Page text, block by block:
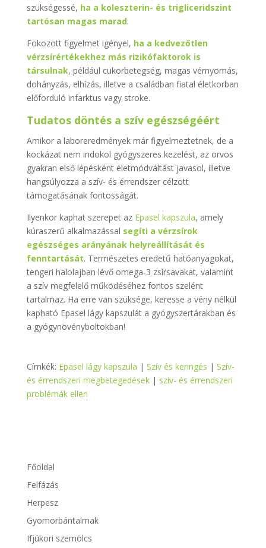
szükségessé, ha a koleszterin- és trigliceridszint
tartósan magas marad.
Fokozott figyelmet igényel, ha a kedvezőtlen
vérzsírértékekhez más rizikófaktorok is
társulnak, például cukorbetegség, magas vérnyomás,
dohányzás, elhízás, illetve a családban fiatal életkorban
előforduló infarktus vagy stroke.
Tudatos döntés a szív egészségéért
Amikor a laboreredmények már figyelmeztetnek, de a
kockázat nem indokol gyógyszeres kezelést, az orvos
gyakran első lépésként életmódváltást javasol, illetve
hangsúlyozza a szív- és érrendszer célzott
támogatásának fontosságát.
Ilyenkor kaphat szerepet az Epasel kapszula, amely
kúraszerű alkalmazással segíti a vérzsírok
egészséges arányának helyreállítását és
fenntartását. Természetes eredetű hatóanyagokat,
tengeri halolajban lévő omega-3 zsírsavakat, valamint
a szív megfelelő működéséhez fontos szelént
tartalmaz. Ha erre van szüksége, keresse a vény nélkül
kapható Epasel lágy kapszulát a gyógyszertárakban és
a gyógynövényboltokban!
Címkék: Epasel lágy kapszula | Szív és keringés | Szív-
és érrendszeri megbetegedések| szív- és érrendszeri
problémák ellen
Főoldal
Felfázás
Herpesz
Gyomorbántalmak
Ifjúkori szemölcs